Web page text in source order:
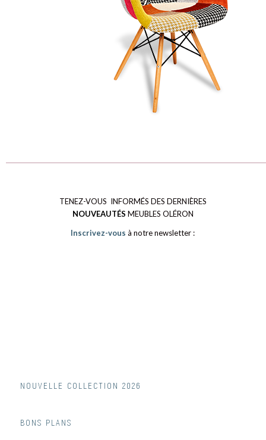
TENEZ-VOUS INFORMÉS DES DERNIÈRES
NOUVEAUTÉS MEUBLES OLÉRON
Inscrivez-vous à notre newsletter :
NOUVELLE COLLECTION 2026
BONS PLANS